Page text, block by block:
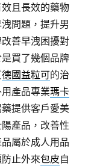
且長效的藥物
問題，提升男
善早洩困擾對
買了幾個品牌
德國益粒可的治
產品專業瑪卡
提供客戶愛美
產品，改善性
品屬於成人用品
止外來包皮自